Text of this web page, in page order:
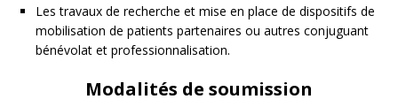
Les travaux de recherche et mise en place de dispositifs de
mobilisation de patients partenaires ou autres conjuguant
bénévolat et professionnalisation.
Modalités de soumission